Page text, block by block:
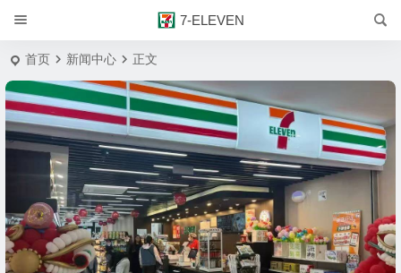
7-ELEVEN
首页 新闻中心 正文